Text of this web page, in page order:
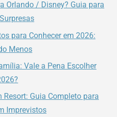
Orlando / Disney? Guia para
para Conhecer em 2026:
Menos
Vale a Pena Escolher
Resort: Guia Completo para
Imprevistos